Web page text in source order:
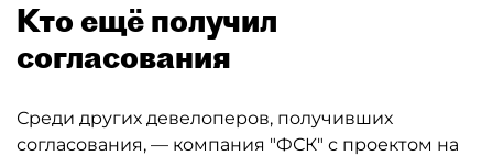
Кто ещё получил
согласования
Среди других девелоперов, получивших
согласования, — компания "ФСК" с проектом на